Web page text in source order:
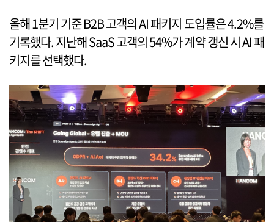
올해 1분기 기준 B2B 고객의 AI 패키지 도입률은 4.2%를
기록했다. 지난해 SaaS 고객의 54%가 계약 갱신 시 AI 패
키지를 선택했다.